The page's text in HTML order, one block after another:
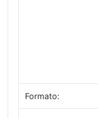
Formato: